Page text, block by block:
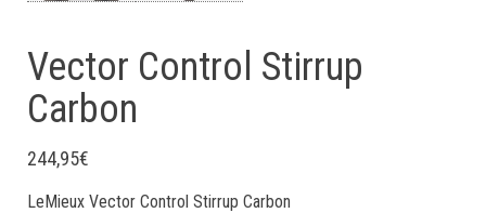
Vector Control Stirrup
Carbon
244,95€
LeMieux Vector Control Stirrup Carbon